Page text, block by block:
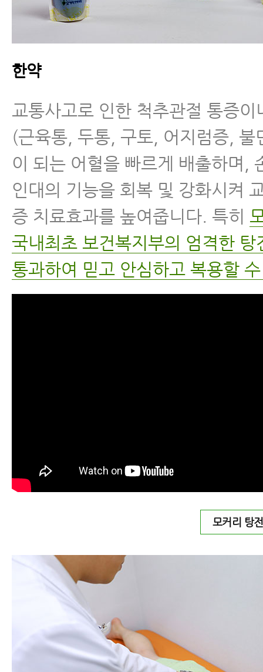
한약
교통사고로 인한 척추관절 통증이
(근육통, 두통, 구토, 어지럼증, 불
이 되는 어혈을 빠르게 배출하며,
인대의 기능을 회복 및 강화시켜
증 치료효과를 높여줍니다. 특히
국내최초 보건복지부의 엄격한 탕
통과하여 믿고 안심하고 복용할
모커리 탕